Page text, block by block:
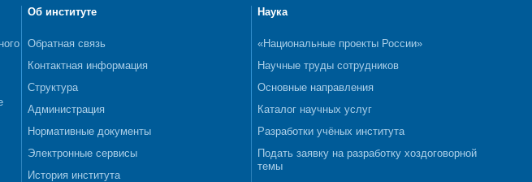
Об институте
Обратная связь
Контактная информация
Структура
Администрация
Нормативные документы
Электронные сервисы
История института
Наука
«Национальные проекты России»
Научные труды сотрудников
Основные направления
Каталог научных услуг
Разработки учёных института
Подать заявку на разработку хоздоговорной
темы